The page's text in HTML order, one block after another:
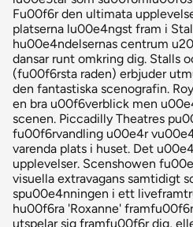
Fu00f6r den ultimata
platserna lu00e4ngst fram i
hu00e4ndelsernas centrum
dansar runt omkring dig. Stalls
(fu00f6rsta raden) erbjuder
den fantastiska scenografin.
en bra u00f6verblick men
scenen. Piccadilly Theatres
fu00f6rvandling u00e4r
varenda plats i huset. Det
upplevelser. Scenshowen
visuella extravagans samtidigt
spu00e4nningen i ett
hu00f6ra 'Roxanne'
utspelar sig framfu00f6r dig,